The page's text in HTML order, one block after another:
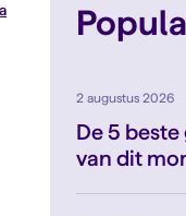
2 augustus 2026
De 5
van dit